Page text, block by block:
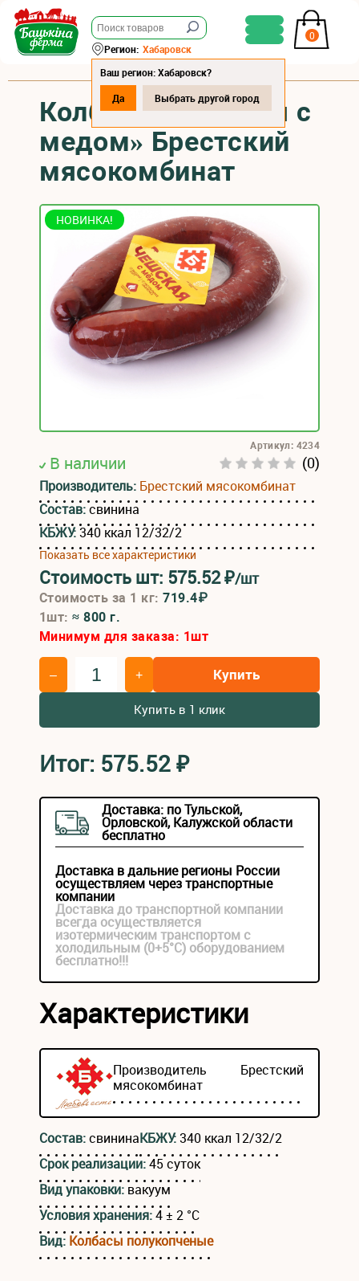
0
Регион: Хабаровск
Ваш регион: Хабаровск?
Да
Выбрать другой город
Колбаса «Чешская с
медом» Брестский
мясокомбинат
НОВИНКА!
В наличии (0)
Артикул: 4234
Производитель: Брестский мясокомбинат
Состав:свинина
КБЖУ:340 ккал 12/32/2
Показать все характеристики
Стоимость шт: 575.52₽/шт
Стоимость за 1 кг:719.4₽
1шт:≈ 800 г.
Минимум для заказа: 1шт
– + Купить
Купить в 1 клик
Итог: 575.52₽
Доставка: по Тульской,
Орловской, Калужской области
бесплатно
Доставка в дальние регионы России
осуществляем через транспортные
компании
Доставка до транспортной компании
всегда осуществляется
изотермическим транспортом с
холодильным (0+5°С) оборудованием
бесплатно!!!
Характеристики
Производитель Брестский
мясокомбинат
Состав:свининаКБЖУ:340 ккал 12/32/2
Срок реализации:45 суток
Вид упаковки: вакуум
Условия хранения:4 ± 2 °С
Вид: Колбасы полукопченые